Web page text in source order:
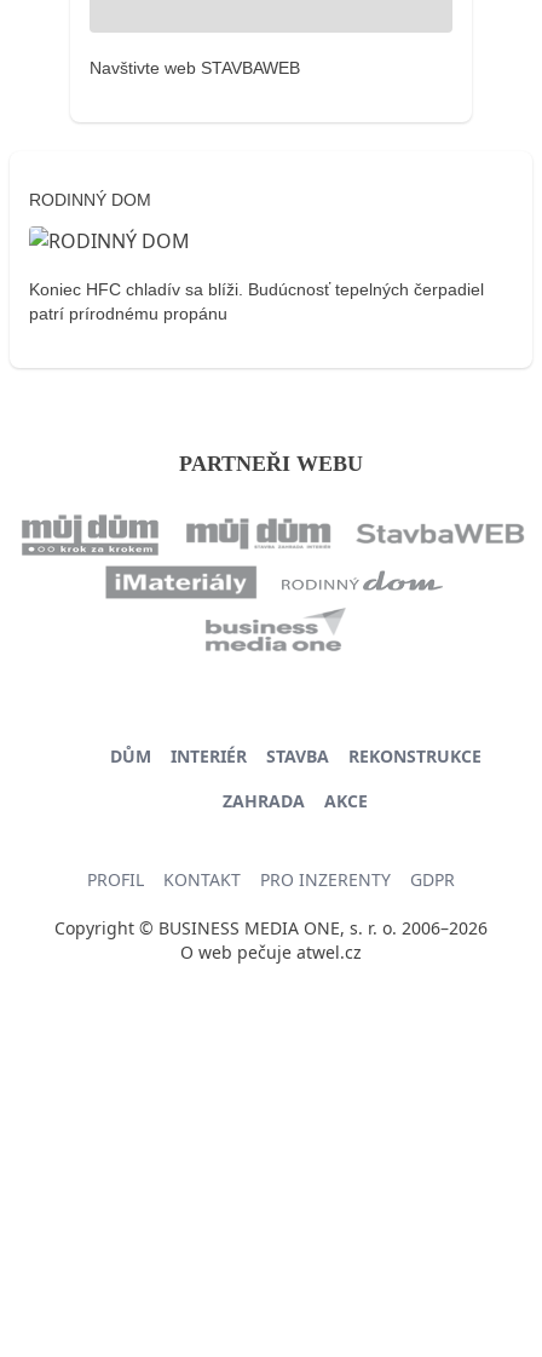
Navštivte web STAVBAWEB
RODINNÝ DOM
Koniec HFC chladív sa blíži. Budúcnosť tepelných čerpadiel
patrí prírodnému propánu
PARTNEŘI WEBU
DŮM INTERIÉR STAVBA
REKONSTRUKCE
ZAHRADA
AKCE
PROFIL KONTAKT PRO INZERENTY GDPR
Copyright © BUSINESS MEDIA ONE, s. r. o. 2006–2026